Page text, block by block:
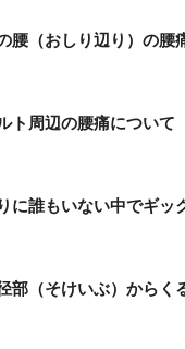
腰（おしり辺り）の腰
ト周辺の腰痛について
に誰もいない中でギッ
部（そけいぶ）からく